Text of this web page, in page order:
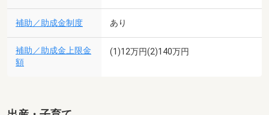
補助／助成金制度 あり
補助／助成金上限金
額
(1)12万円(2)140万円